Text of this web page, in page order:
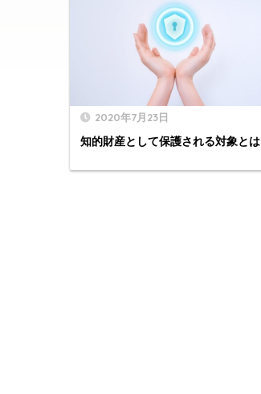
2020年7月23日
知的財産として保護される対象とは